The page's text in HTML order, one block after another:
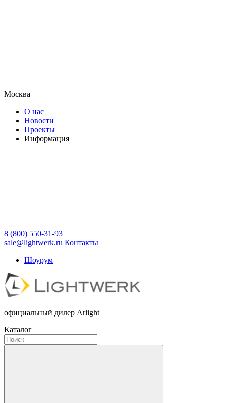
Москва
О нас
Новости
Проекты
Информация
8 (800) 550-31-93
sale@lightwerk.ru Контакты
Шоурум
официальный дилер Arlight
Каталог